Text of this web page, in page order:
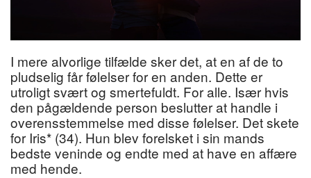
I mere alvorlige tilfælde sker det, at en af de to
pludselig får følelser for en anden. Dette er
utroligt svært og smertefuldt. For alle. Især hvis
den pågældende person beslutter at handle i
overensstemmelse med disse følelser. Det skete
for Iris* (34). Hun blev forelsket i sin mands
bedste veninde og endte med at have en affære
med hende.